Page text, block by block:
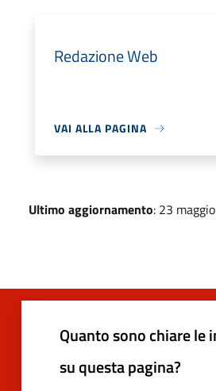
Redazione Web
VAI ALLA PAGINA
Ultimo aggiornamento: 23
Quanto sono chiare le
su questa pagina?